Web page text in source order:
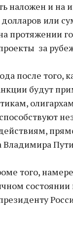
наложен и на
или
протяжении
за
после того,
будут
Владимира
того,
состоянии